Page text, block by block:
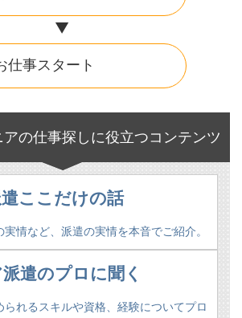
仕事スタート
の仕事探しに役立つコンテンツ
ここだけの話
情など、派遣の実情を本音でご紹介。
遣のプロに聞く
られるスキルや資格、経験についてプロ